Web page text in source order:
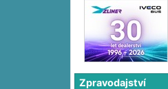
Zpravodajství